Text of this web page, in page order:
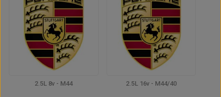
2.5L 8v - M44 2.5L 16v - M44/40